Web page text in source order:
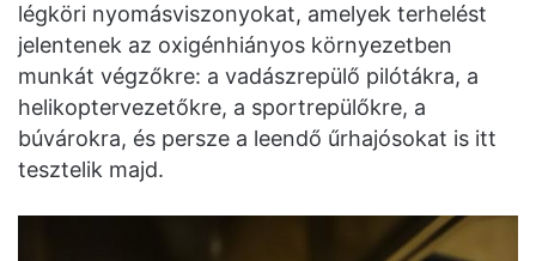
légköri nyomásviszonyokat, amelyek terhelést
jelentenek az oxigénhiányos környezetben
munkát végzőkre: a vadászrepülő pilótákra, a
helikoptervezetőkre, a sportrepülőkre, a
búvárokra, és persze a leendő űrhajósokat is itt
tesztelik majd.